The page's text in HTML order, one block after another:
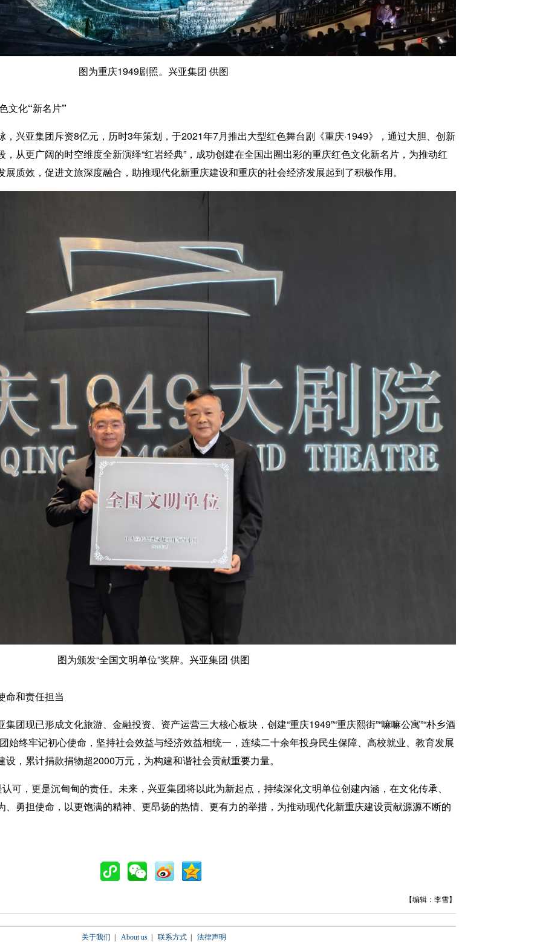
图为重庆1949剧照。兴亚集团 供图
文化“新名片”
亚集团斥资8亿元，历时3年策划，于2021年7月推出大型红色舞台剧《重庆·1949》，通过大胆、创新
从更广阔的时空维度全新演绎“红岩经典”，成功创建在全国出圈出彩的重庆红色文化新名片，为推动红
质效，促进文旅深度融合，助推现代化新重庆建设和重庆的社会经济发展起到了积极作用。
图为颁发“全国文明单位”奖牌。兴亚集团 供图
命和责任担当
现已形成文化旅游、金融投资、资产运营三大核心板块，创建“重庆1949”“重庆熙街”“嘛嘛公寓”“朴乡酒
始终牢记初心使命，坚持社会效益与经济效益相统一，连续二十余年投身民生保障、高校就业、教育发展
，累计捐款捐物超2000万元，为构建和谐社会贡献重要力量。
，更是沉甸甸的责任。未来，兴亚集团将以此为新起点，持续深化文明单位创建内涵，在文化传承、
、勇担使命，以更饱满的精神、更昂扬的热情、更有力的举措，为推动现代化新重庆建设贡献源源不断的
【编辑：李雪】
关于我们 | About us| 联系方式| 法律声明